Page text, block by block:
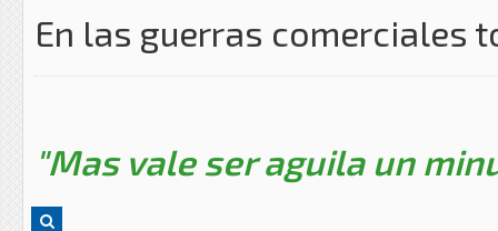
En las guerras comerciales
"Mas vale ser aguila un